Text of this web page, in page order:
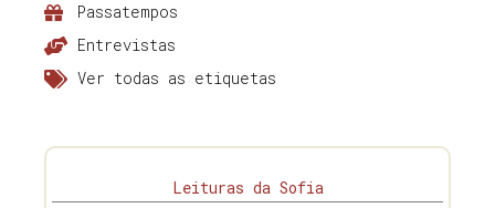
Passatempos
Entrevistas
Ver todas as etiquetas
Leituras da Sofia